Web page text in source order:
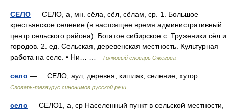
СЕЛО — СЕЛО, а, мн. сёла, сёл, сёлам, ср. 1. Большое
крестьянское селение (в настоящее время административный
центр сельского района). Богатое сибирское с. Труженики сёл и
городов. 2. ед. Сельская, деревенская местность. Культурная
работа на селе. • Ни… …
Толковый словарь Ожегова
село — СЕЛО, аул, деревня, кишлак, селение, хутор …
Словарь-тезаурус синонимов русской речи
село — СЕЛО1, а, ср Населенный пункт в сельской местности,